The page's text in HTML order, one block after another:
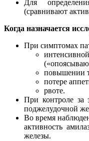
Для
(сравнивают
Когда назначается
При симптомах
повышении
потере
рвоте.
При контроле за
поджелудочной
Во время
активность
железы.